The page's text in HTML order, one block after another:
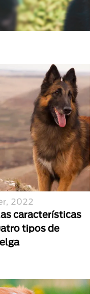
2022
características
tipos de